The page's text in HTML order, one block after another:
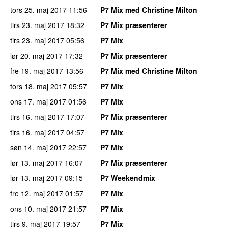
tors 25. maj 2017 11:56
P7 Mix med Christine Milton
tirs 23. maj 2017 18:32
P7 Mix præsenterer
tirs 23. maj 2017 05:56
P7 Mix
lør 20. maj 2017 17:32
P7 Mix præsenterer
fre 19. maj 2017 13:56
P7 Mix med Christine Milton
tors 18. maj 2017 05:57
P7 Mix
ons 17. maj 2017 01:56
P7 Mix
tirs 16. maj 2017 17:07
P7 Mix præsenterer
tirs 16. maj 2017 04:57
P7 Mix
søn 14. maj 2017 22:57
P7 Mix
lør 13. maj 2017 16:07
P7 Mix præsenterer
lør 13. maj 2017 09:15
P7 Weekendmix
fre 12. maj 2017 01:57
P7 Mix
ons 10. maj 2017 21:57
P7 Mix
tirs 9. maj 2017 19:57
P7 Mix